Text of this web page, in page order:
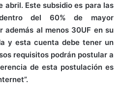
abril. Este subsidio es para las
del 60% de mayor
además al menos 30UF en su
y esta cuenta debe tener un
requisitos podrán postular a
de esta postulación es